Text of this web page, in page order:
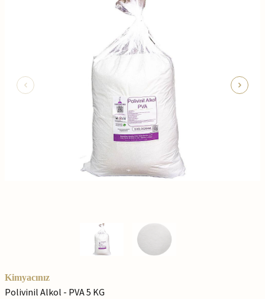
Kimyacınız
Polivinil Alkol - PVA 5 KG